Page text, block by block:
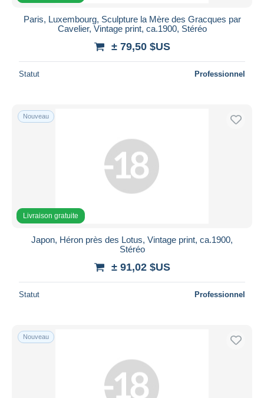
Paris, Luxembourg, Sculpture la Mère des Gracques par
Cavelier, Vintage print, ca.1900, Stéréo
± 79,50 $US
Statut Professionnel
Nouveau
Livraison gratuite
Japon, Héron près des Lotus, Vintage print, ca.1900,
Stéréo
± 91,02 $US
Statut Professionnel
Nouveau